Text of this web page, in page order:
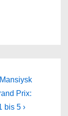
Prix:
bis 5 ›